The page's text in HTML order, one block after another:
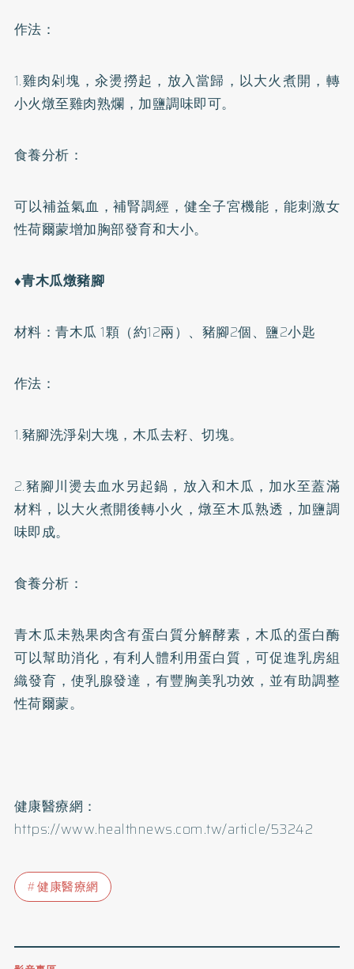
作法：
1.雞肉剁塊，汆燙撈起，放入當歸，以大火煮開，轉
小火燉至雞肉熟爛，加鹽調味即可。
食養分析：
可以補益氣血，補腎調經，健全子宮機能，能刺激女
性荷爾蒙增加胸部發育和大小。
♦青木瓜燉豬腳
材料：青木瓜 1顆（約12兩）、豬腳2個、鹽2小匙
作法：
1.豬腳洗淨剁大塊，木瓜去籽、切塊。
2.豬腳川燙去血水另起鍋，放入和木瓜，加水至蓋滿
材料，以大火煮開後轉小火，燉至木瓜熟透，加鹽調
味即成。
食養分析：
青木瓜未熟果肉含有蛋白質分解酵素 ，木瓜的蛋白酶
可以幫助消化，有利人體利用蛋白質，可促進乳房組
織發育，使乳腺發達，有豐胸美乳功效，並有助調整
性荷爾蒙。
健康醫療網：
https://www.healthnews.com.tw/article/53242
健康醫療網